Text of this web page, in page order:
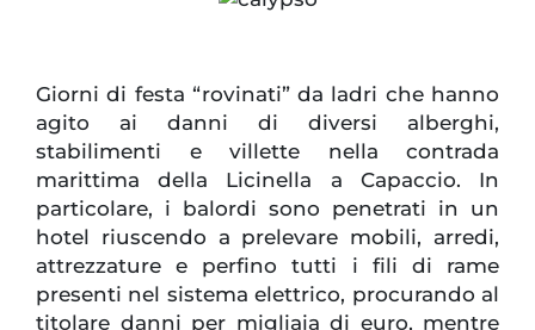
Giorni di festa “rovinati” da ladri che hanno
agito ai danni di diversi alberghi,
stabilimenti e villette nella contrada
marittima della Licinella a Capaccio. In
particolare, i balordi sono penetrati in un
hotel riuscendo a prelevare mobili, arredi,
attrezzature e perfino tutti i fili di rame
presenti nel sistema elettrico, procurando al
titolare danni per migliaia di euro, mentre